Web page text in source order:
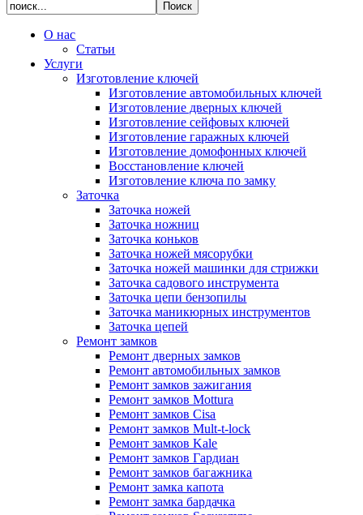
О нас
Статьи
Услуги
Изготовление ключей
Изготовление автомобильных ключей
Изготовление дверных ключей
Изготовление сейфовых ключей
Изготовление гаражных ключей
Изготовление домофонных ключей
Восстановление ключей
Изготовление ключа по замку
Заточка
Заточка ножей
Заточка ножниц
Заточка коньков
Заточка ножей мясорубки
Заточка ножей машинки для стрижки
Заточка садового инструмента
Заточка цепи бензопилы
Заточка маникюрных инструментов
Заточка цепей
Ремонт замков
Ремонт дверных замков
Ремонт автомобильных замков
Ремонт замков зажигания
Ремонт замков Mottura
Ремонт замков Cisa
Ремонт замков Mult-t-lock
Ремонт замков Kale
Ремонт замков Гардиан
Ремонт замков багажника
Ремонт замка капота
Ремонт замка бардачка